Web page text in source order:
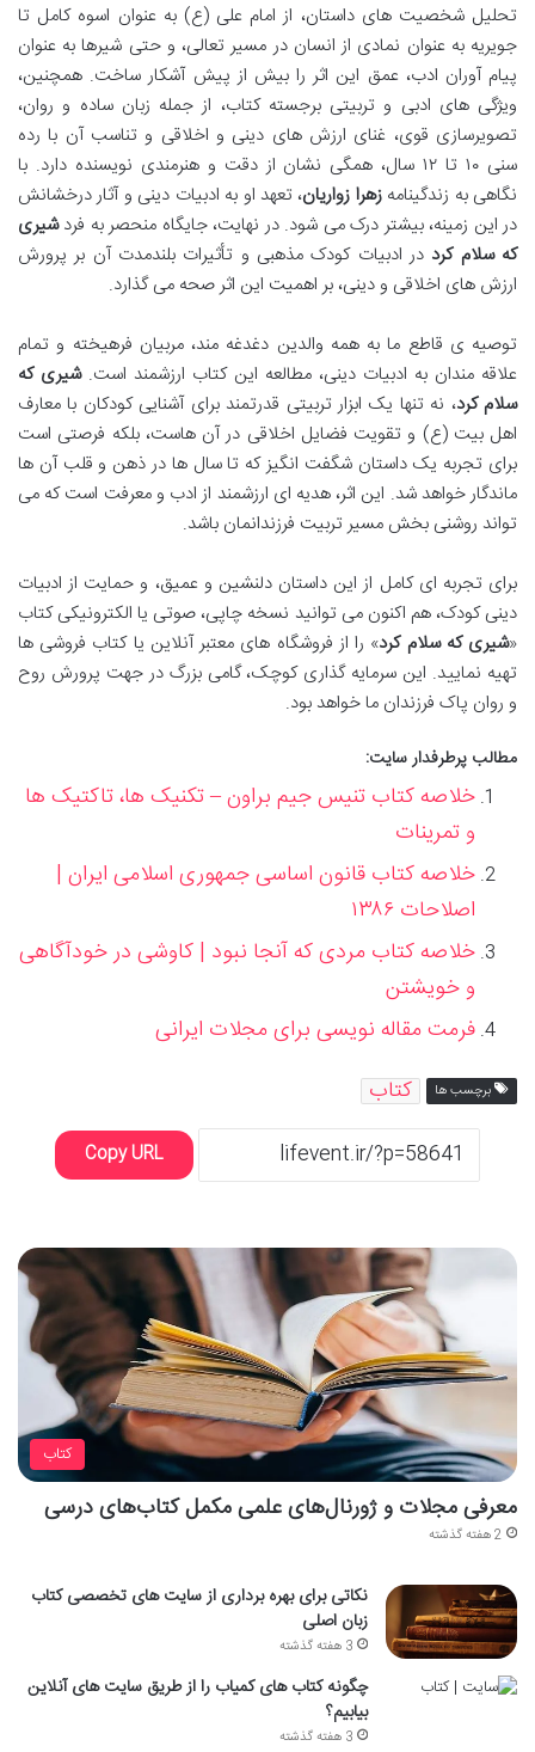
تحلیل شخصیت های داستان، از امام علی (ع) به عنوان اسوه کامل تا
جویریه به عنوان نمادی از انسان در مسیر تعالی، و حتی شیرها به عنوان
پیام آوران ادب، عمق این اثر را بیش از پیش آشکار ساخت. همچنین،
ویژگی های ادبی و تربیتی برجسته کتاب، از جمله زبان ساده و روان،
تصویرسازی قوی، غنای ارزش های دینی و اخلاقی و تناسب آن با رده
سنی ۱۰ تا ۱۲ سال، همگی نشان از دقت و هنرمندی نویسنده دارد. با
نگاهی به زندگینامهزهرا زواریان، تعهد او به ادبیات دینی و آثار درخشانش
در این زمینه، بیشتر درک می شود. در نهایت، جایگاه منحصر به فردشیری
که سلام کرد در ادبیات کودک مذهبی و تأثیرات بلندمدت آن بر پرورش
ارزش های اخلاقی و دینی، بر اهمیت این اثر صحه می گذارد.
توصیه ی قاطع ما به همه والدین دغدغه مند، مربیان فرهیخته و تمام
علاقه مندان به ادبیات دینی، مطالعه این کتاب ارزشمند است.شیری که
سلام کرد، نه تنها یک ابزار تربیتی قدرتمند برای آشنایی کودکان با معارف
اهل بیت (ع) و تقویت فضایل اخلاقی در آن هاست، بلکه فرصتی است
برای تجربه یک داستان شگفت انگیز که تا سال ها در ذهن و قلب آن ها
ماندگار خواهد شد. این اثر، هدیه ای ارزشمند از ادب و معرفت است که می
تواند روشنی بخش مسیر تربیت فرزندانمان باشد.
برای تجربه ای کامل از این داستان دلنشین و عمیق، و حمایت از ادبیات
دینی کودک، هم اکنون می توانید نسخه چاپی، صوتی یا الکترونیکی کتاب
«شیری که سلام کرد» را از فروشگاه های معتبر آنلاین یا کتاب فروشی ها
تهیه نمایید. این سرمایه گذاری کوچک، گامی بزرگ در جهت پرورش روح
و روان پاک فرزندان ما خواهد بود.
مطالب پرطرفدار سایت:
خلاصه کتاب تنیس جیم براون – تکنیک ها، تاکتیک ها
و تمرینات
خلاصه کتاب قانون اساسی جمهوری اسلامی ایران |
اصلاحات ۱۳۸۶
خلاصه کتاب مردی که آنجا نبود | کاوشی در خودآگاهی
و خویشتن
فرمت مقاله نویسی برای مجلات ایرانی
برچسب ها کتاب
Copy URL
کتاب
معرفی مجلات و ژورنال‌های علمی مکمل کتاب‌های درسی
2 هفته گذشته
نکاتی برای بهره برداری از سایت های تخصصی کتاب
زبان اصلی
3 هفته گذشته
چگونه کتاب های کمیاب را از طریق سایت های آنلاین
بیابیم؟
3 هفته گذشته